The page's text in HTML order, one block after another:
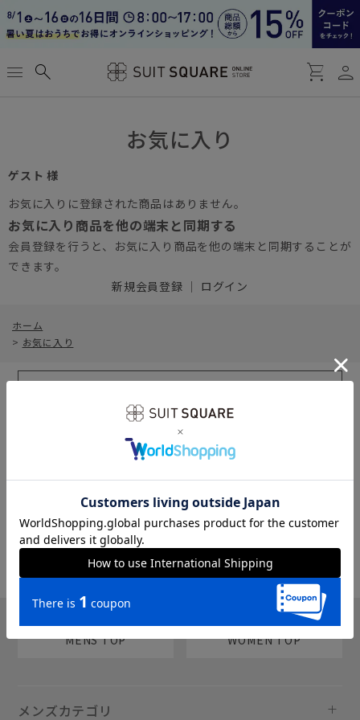
menu search shopping_cart person
お気に入り
ゲスト 様
お気に入りに登録された商品はありません。
お気に入り商品を他の端末と同期する
会員登録を行うと、お気に入り商品を他の端末と同期することが
できます。
新規会員登録 ｜ ログイン
ホーム
> お気に入り
sms
MENS TOP WOMEN TOP
メンズカテゴリ